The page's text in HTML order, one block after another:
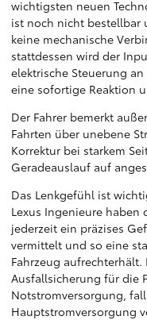
wichtigsten neuen
ist noch nicht
keine mechanische
stattdessen wird der
elektrische Steuerung
eine sofortige Reaktion
Der Fahrer bemerkt
Fahrten über unebene
Korrektur bei starkem
Geradeauslauf auf
Das Lenkgefühl ist
Lexus Ingenieure haben
jederzeit ein präzises
vermittelt und so eine
Fahrzeug
Ausfallsicherung für die
Notstromversorgung,
Hauptstromversorgung